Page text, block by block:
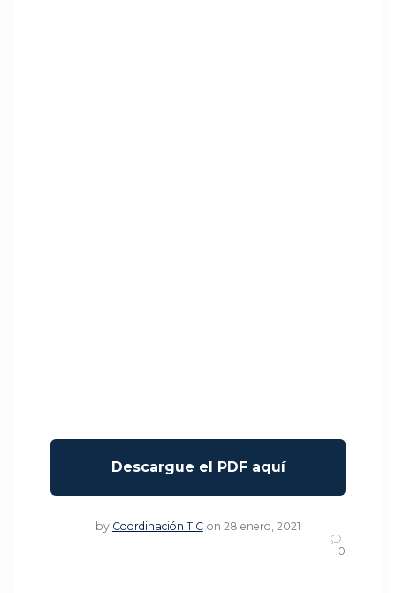
by Coordinación TIC on 28 enero, 2021
0